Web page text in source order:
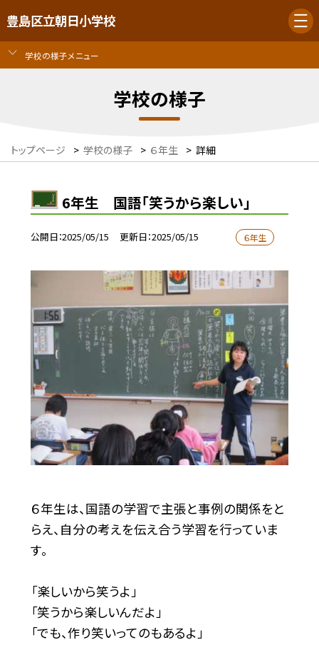
豊島区立朝日小学校
学校の様子メニュー
学校の様子
トップページ > 学校の様子 > ６年生 > 詳細
6年生 国語「笑うから楽しい」
公開日 2025/05/15 更新日 2025/05/15 ６年生
６年生は、国語の学習で主張と事例の関係をと
らえ、自分の考えを伝え合う学習を行っていま
す。
「楽しいから笑うよ」
「笑うから楽しいんだよ」
「でも、作り笑いってのもあるよ」